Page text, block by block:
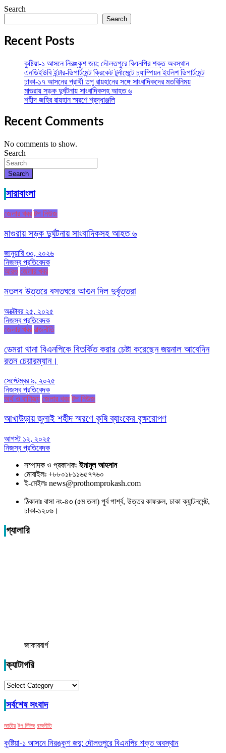
Search
Search
Recent Posts
কুষ্টিয়া-১ আসনে নিরঙ্কুশ জয়; দৌলতপুরে বিএনপির শক্ত অবস্থান
এনডিইউবি ইন্টার-ডিপার্টমেন্ট ক্রিকেট টুর্নামেন্টে চ্যাম্পিয়ন ইংলিশ ডিপার্টমেন্ট
ঢাকা-১৭ আসনের প্রার্থী তপু রায়হানের সঙ্গে সাংবাদিকদের মতবিনিময়
মাগুরায় সড়ক দুর্ঘটনায় সাংবাদিকসহ আহত ৬
শহীদ জহির রায়হান স্মরণে শ্রদ্ধাঞ্জলি
Recent Comments
No comments to show.
Search
Search
সারাবাংলা
জেলার খবর টপ নিউজ
মাগুরায় সড়ক দুর্ঘটনায় সাংবাদিকসহ আহত ৬
জানুয়ারি ৩০, ২০২৬
নিজস্ব প্রতিবেদক
আরও জেলার খবর
মতলব উত্তরে বসতঘরে আগুন দিল দুর্বৃত্তরা
অক্টোবর ২৫, ২০২৫
নিজস্ব প্রতিবেদক
জেলার খবর রাজনীতি
ডেমরা থানা বিএনপিকে বিতর্কিত করার চেষ্টা করেছেন জয়নাল আবেদিন
রতন চেয়ারম্যান।
সেপ্টেম্বর ৯, ২০২৫
নিজস্ব প্রতিবেদক
অর্থ ও বাণিজ্য জেলার খবর টপ নিউজ
আখাউড়ায় জুলাই শহীদ স্মরণে কৃষি ব্যাংকের বৃক্ষরোপণ
আগস্ট ১২, ২০২৫
নিজস্ব প্রতিবেদক
সম্পাদক ও প্রকাশকঃইমামুল আহসান
মোবাইলঃ +৮৮০১৮১১৬৫৭৭৬০
ই-মেইলঃ news@prothomprokash.com
ঠিকানাঃ বাসা নং-৪৩ (৫ম তলা) পূর্ব পার্শ্ব, উত্তর কাফরুল, ঢাকা ক্যান্টনমেন্ট,
ঢাকা-১২০৬।
গ্যালারি
জাকারবার্গ
ক্যাটাগরি
ক্যাটাগরি
সর্বশেষ সংবাদ
জাতীয় টপ নিউজ রাজনীতি
কুষ্টিয়া-১ আসনে নিরঙ্কুশ জয়; দৌলতপুরে বিএনপির শক্ত অবস্থান